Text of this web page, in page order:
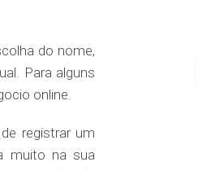
do nome,
Para alguns
online.
registrar um
muito na sua